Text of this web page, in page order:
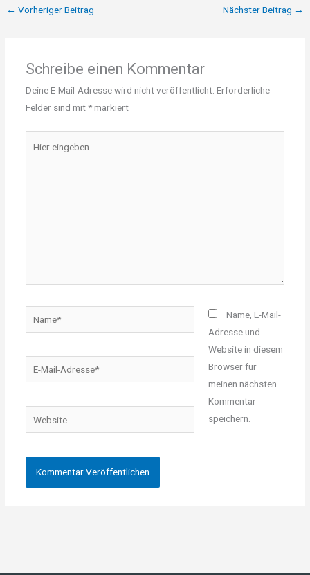
← Vorheriger Beitrag Nächster Beitrag →
Schreibe einen Kommentar
Deine E-Mail-Adresse wird nicht veröffentlicht. Erforderliche
Felder sind mit*markiert
eingeben…
Mail-
Website
Name, E-Mail-
Adresse und
Website in diesem
Browser für
meinen nächsten
Kommentar
speichern.